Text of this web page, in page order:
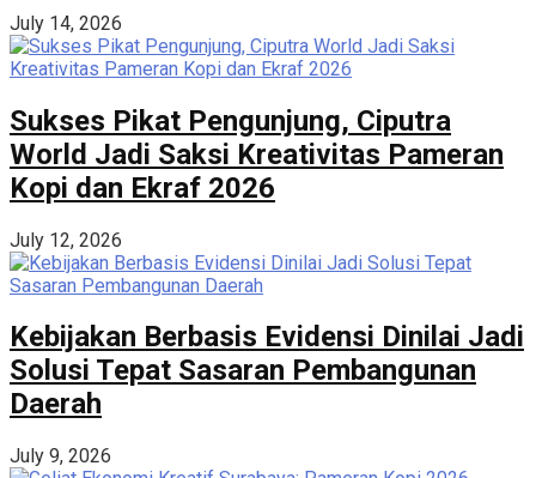
July 14, 2026
Sukses Pikat Pengunjung, Ciputra
World Jadi Saksi Kreativitas Pameran
Kopi dan Ekraf 2026
July 12, 2026
Kebijakan Berbasis Evidensi Dinilai Jadi
Solusi Tepat Sasaran Pembangunan
Daerah
July 9, 2026